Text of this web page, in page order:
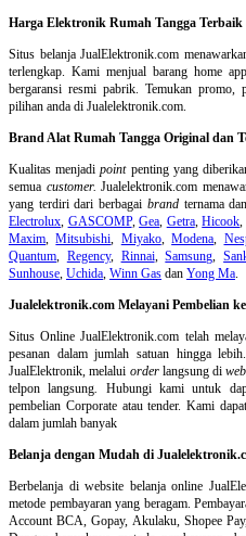
Harga Elektronik Rumah Tangga
Situs belanjaJualElektronik.com
terlengkap. Kami menjual barang home
bergaransi resmi pabrik. Temukan promo,
pilihan anda di Jualelektronik.com.
Brand Alat Rumah Tangga Original dan
Kualitas menjadipointpenting yang
semua customer. Jualelektronik.com
yang terdiri dari berbagai brandternama
Electrolux, GASCOMP,Gea, Getra,Hicook,
Maxim,Mitsubishi, Miyako,Modena,
Quantum, Regency, Rinnai,Samsung,
Sunhouse, Uchida, Winn Gas dan Yong Ma.
Jualelektronik.com Melayani Pembelian
Situs Online JualElektronik.com telah
pesanan dalam jumlah satuan hingga lebih.
JualElektronik, melalui orderlangsung di
telpon langsung. Hubungi kami untuk
pembelian Corporate atau tender. Kami
dalam jumlah banyak
Belanja dengan Mudah di
Berbelanja diwebsite belanja online
metode pembayaran yang beragam.
Account BCA, Gopay, Akulaku, Shopee